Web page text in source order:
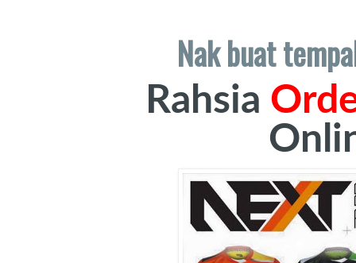
Nak buat
Rahsia